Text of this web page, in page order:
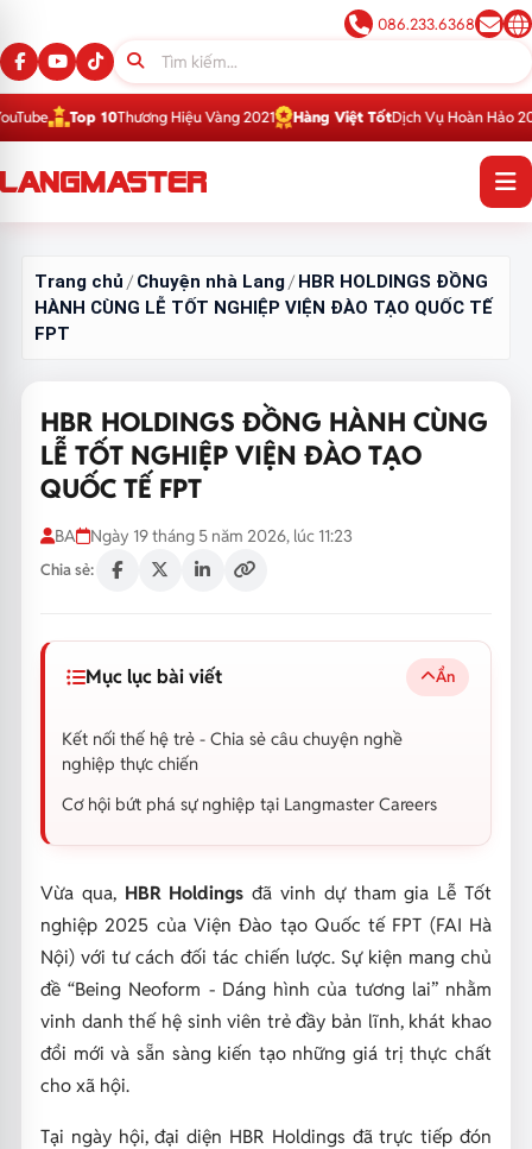
086.233.6368
10Thương Hiệu Vàng 2021 Hàng Việt TốtDịch Vụ Hoàn Hảo 2016Top 1
Trang chủ /Chuyện nhà Lang/HBR HOLDINGS ĐỒNG
HÀNH CÙNG LỄ TỐT NGHIỆP VIỆN ĐÀO TẠO QUỐC TẾ
FPT
HBR HOLDINGS ĐỒNG HÀNH CÙNG
LỄ TỐT NGHIỆP VIỆN ĐÀO TẠO
QUỐC TẾ FPT
BA Ngày 19 tháng 5 năm 2026, lúc 11:23
Chia sẻ:
Mục lục bài viết Ẩn
Kết nối thế hệ trẻ - Chia sẻ câu chuyện nghề
nghiệp thực chiến
Cơ hội bứt phá sự nghiệp tại Langmaster Careers
Vừa qua, HBR Holdings đã vinh dự tham gia Lễ Tốt
nghiệp 2025 của Viện Đào tạo Quốc tế FPT (FAI Hà
Nội) với tư cách đối tác chiến lược. Sự kiện mang chủ
đề“Being Neoform - Dáng hình của tương lai”nhằm
vinh danh thế hệ sinh viên trẻ đầy bản lĩnh, khát khao
đổi mới và sẵn sàng kiến tạo những giá trị thực chất
cho xã hội.
Tại ngày hội, đại diện HBR Holdings đã trực tiếp đón